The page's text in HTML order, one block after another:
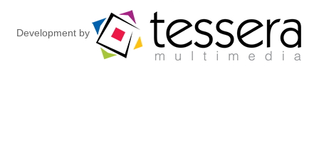
Development by